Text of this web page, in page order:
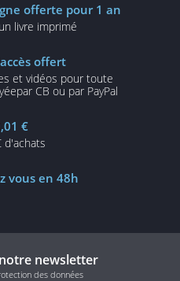
offerte pour 1 an
livre imprimé
offert
et vidéos pour toute
par CB ou par PayPal
€
d'achats
vous en 48h
newsletter
des données